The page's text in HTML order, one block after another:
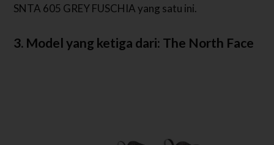
SNTA 605 GREY FUSCHIA yang satu ini.
3. Model yang ketiga dari: The North Face